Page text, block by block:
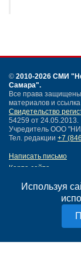
Используя
© 2010-2026 СМИ
Самара".
Все права
материалов и
Свидетельство
54259 от 24.05.2013.
Учредитель ООО
Тел. редакции +7
Написать письмо
Карта сайта
Политика
Согласие на